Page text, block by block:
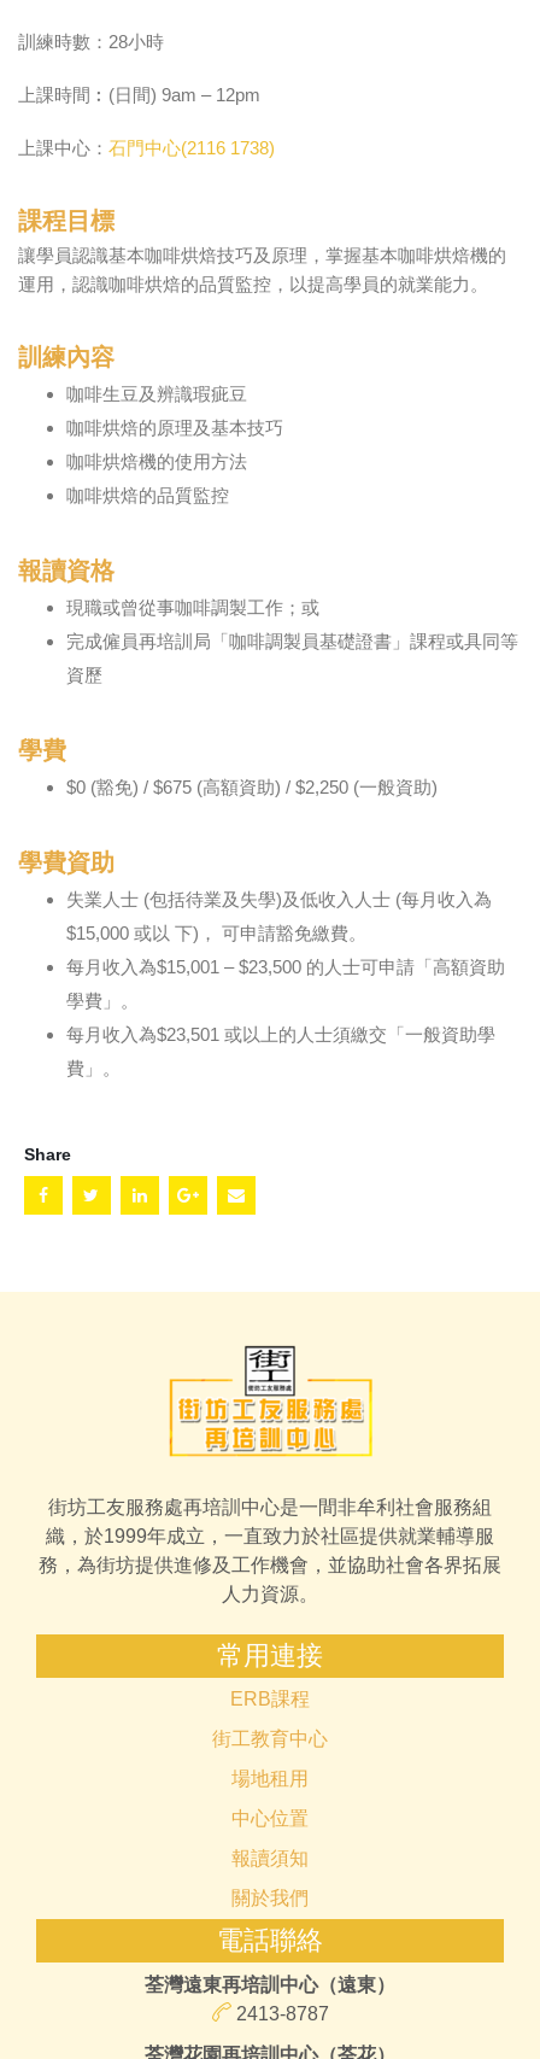
訓練時數：28小時
上課時間︰(日間) 9am – 12pm
上課中心： 石門中心(2116 1738)
課程目標
讓學員認識基本咖啡烘焙技巧及原理，掌握基本咖啡烘焙機的
運用，認識咖啡烘焙的品質監控，以提高學員的就業能力。
訓練內容
咖啡生豆及辨識瑕疵豆
咖啡烘焙的原理及基本技巧
咖啡烘焙機的使用方法
咖啡烘焙的品質監控
報讀資格
現職或曾從事咖啡調製工作；或
完成僱員再培訓局「咖啡調製員基礎證書」課程或具同等
資歷
學費
$0 (豁免) / $675 (高額資助) / $2,250 (一般資助)
學費資助
失業人士 (包括待業及失學)及低收入人士 (每月收入為
$15,000 或以 下)， 可申請豁免繳費。
每月收入為$15,001 – $23,500 的人士可申請「高額資助
學費」。
每月收入為$23,501 或以上的人士須繳交「一般資助學
費」。
Share
街坊工友服務處再培訓中心是一間非牟利社會服務組
織，於1999年成立，一直致力於社區提供就業輔導服
務，為街坊提供進修及工作機會，並協助社會各界拓展
人力資源。
常用連接
ERB課程
街工教育中心
場地租用
中心位置
報讀須知
關於我們
電話聯絡
荃灣遠東再培訓中心（遠東）
2413-8787
荃灣花園再培訓中心（荃花）